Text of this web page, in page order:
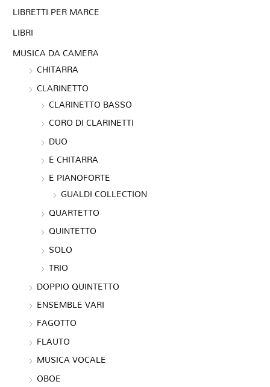
LIBRETTI PER MARCE
LIBRI
MUSICA DA CAMERA
CHITARRA
CLARINETTO
CLARINETTO BASSO
CORO DI CLARINETTI
DUO
E CHITARRA
E PIANOFORTE
GUALDI COLLECTION
QUARTETTO
QUINTETTO
SOLO
TRIO
DOPPIO QUINTETTO
ENSEMBLE VARI
FAGOTTO
FLAUTO
MUSICA VOCALE
OBOE